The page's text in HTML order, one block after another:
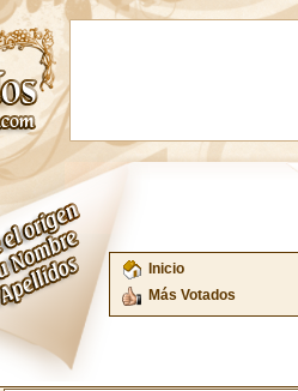
Inicio
Más Votados